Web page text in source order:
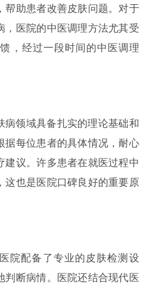
帮助患者改善皮肤问题。对于
，医院的中医调理方法尤其受
，经过一段时间的中医调理
病领域具备扎实的理论基础和
据每位患者的具体情况，耐心
建议。许多患者在就医过程中
这也是医院口碑良好的重要原
院配备了专业的皮肤检测设
判断病情。医院还结合现代医